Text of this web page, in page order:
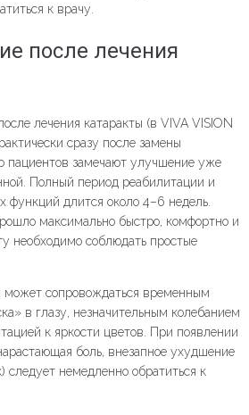
к врачу.
после лечения
лечения катаракты (в VIVA VISION
сразу после замены
пациентов замечают улучшение уже
Полный период реабилитации и
функций длится около 4–6 недель.
максимально быстро, комфортно и
необходимо соблюдать простые
может сопровождаться временным
в глазу, незначительным колебанием
к яркости цветов. При появлении
боль, внезапное ухудшение
следует немедленно обратиться к